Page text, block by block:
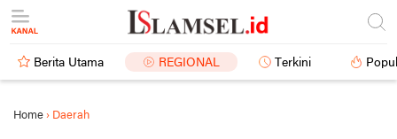
Berita Utama REGIONAL Terkini
Home › Daerah